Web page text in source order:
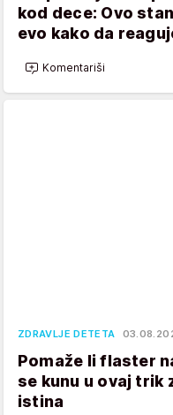
kod dece: Ovo
evo kako da
Komentariši
ZDRAVLJE DETETA
Pomaže li flaster
se kunu u ovaj trik
istina